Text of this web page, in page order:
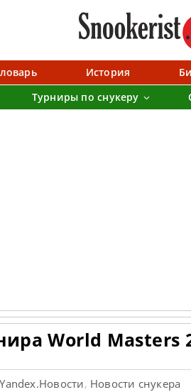
История
Турниры по снукеру
World Masters
Yandex.Новости, Новости снукера